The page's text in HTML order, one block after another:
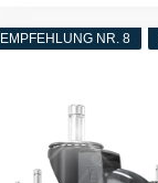
EMPFEHLUNG NR. 8